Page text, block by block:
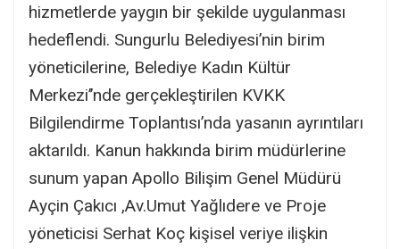
hizmetlerde yaygın bir şekilde uygulanması
hedeflendi. Sungurlu Belediyesi’nin birim
yöneticilerine, Belediye Kadın Kültür
Merkezi’’nde gerçekleştirilen KVKK
Bilgilendirme Toplantısı’nda yasanın ayrıntıları
aktarıldı. Kanun hakkında birim müdürlerine
sunum yapan Apollo Bilişim Genel Müdürü
Ayçin Çakıcı ,Av.Umut Yağlıdere ve Proje
yöneticisi Serhat Koç kişisel veriye ilişkin